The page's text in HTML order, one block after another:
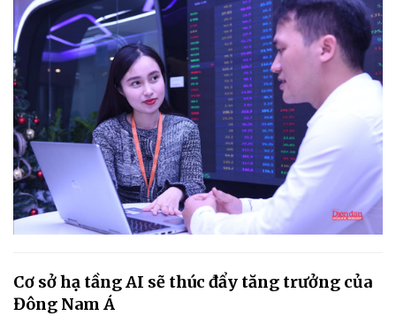
Cơ sở hạ tầng AI sẽ thúc đẩy tăng trưởng của
Đông Nam Á